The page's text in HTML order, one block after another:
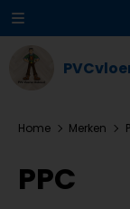
Home Merken
PPC